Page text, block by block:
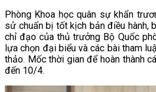
Phòng Khoa học quân sự khẩn
sử chuẩn bị tốt kịch bản điều hành,
chỉ đạo của thủ trưởng Bộ Quốc
lựa chọn đại biểu và các bài tham
thảo. Mốc thời gian để hoàn thành
đến 10/4.